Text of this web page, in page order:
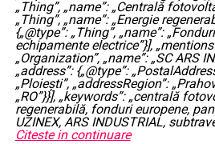
„Thing”, „name”: „Centrală
„Thing”, „name”: „Energie
{„@type”: „Thing”, „name”:
echipamente electrice”}],
„Organization”, „name”: „SC ARS
„address”: {„@type”:
„Ploiești”, „addressRegion”:
„RO”}}], „keywords”: „centrală
regenerabilă, fonduri europene,
UZINEX, ARS INDUSTRIAL,
Citeste in continuare